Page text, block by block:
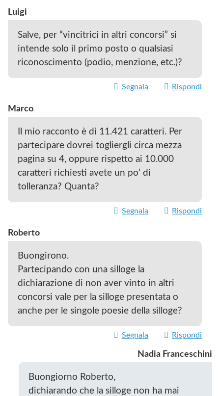
Luigi
Salve, per “vincitrici in altri concorsi” si
intende solo il primo posto o qualsiasi
riconoscimento (podio, menzione, etc.)?
Segnala Rispondi
Marco
Il mio racconto è di 11.421 caratteri. Per
partecipare dovrei togliergli circa mezza
pagina su 4, oppure rispetto ai 10.000
caratteri richiesti avete un po’ di
tolleranza? Quanta?
Segnala Rispondi
Roberto
Buongirono.
Partecipando con una silloge la
dichiarazione di non aver vinto in altri
concorsi vale per la silloge presentata o
anche per le singole poesie della silloge?
Segnala Rispondi
Nadia Franceschini
Buongiorno Roberto,
dichiarando che la silloge non ha mai